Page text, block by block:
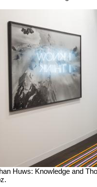
Huws: Knowledge and